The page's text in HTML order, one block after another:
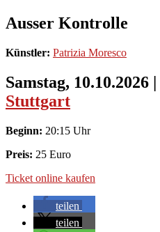
Ausser Kontrolle
Künstler: Patrizia Moresco
Samstag, 10.10.2026 |
Stuttgart
Beginn: 20:15 Uhr
Preis: 25 Euro
Ticket online kaufen
teilen
teilen